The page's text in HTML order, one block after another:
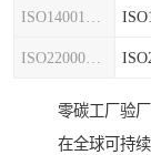
零碳工厂验
在全球可持